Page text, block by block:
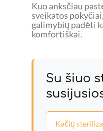
Kuo anksčiau
sveikatos
galimybių padėti
komfortiškai.
Su šiuo
Kačių